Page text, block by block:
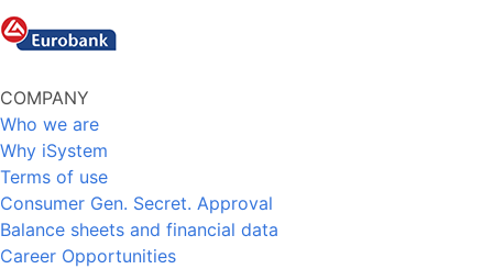
COMPANY
Who we are
Why iSystem
Terms of use
Consumer Gen. Secret. Approval
Balance sheets and financial data
Career Opportunities